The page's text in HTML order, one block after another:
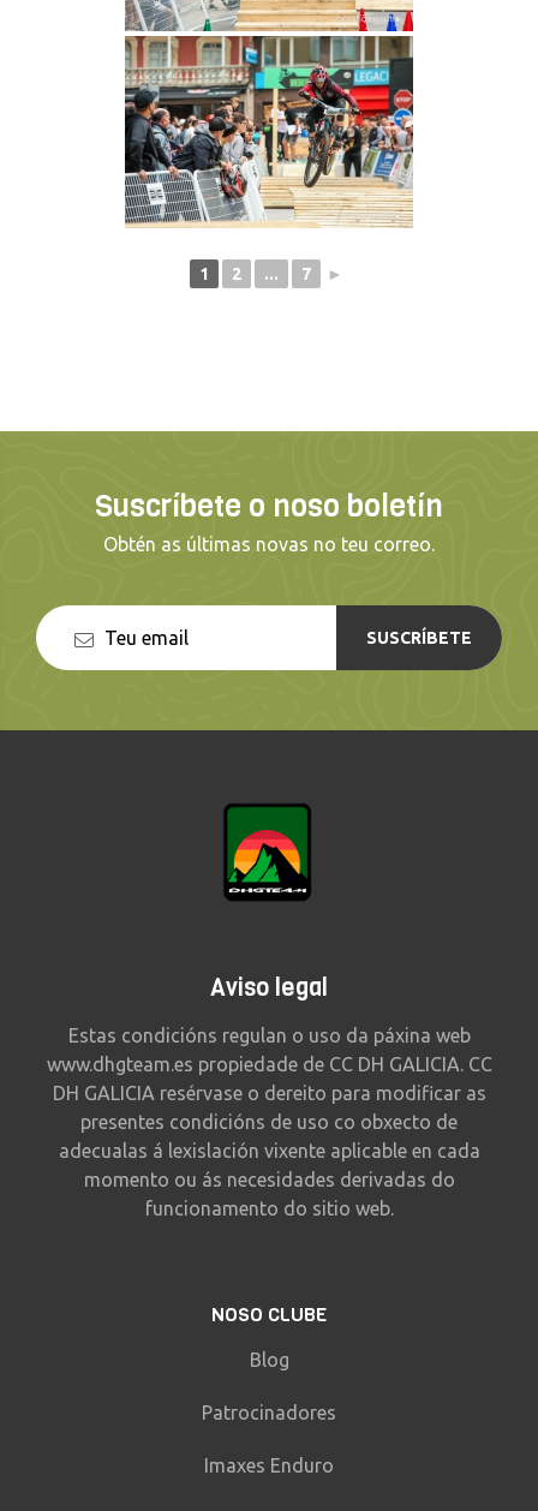
1 2 ... 7 ►
Suscríbete o noso boletín
Obtén as últimas novas no teu correo.
SUSCRÍBETE
Aviso legal
Estas condicións regulan o uso da páxina web
www.dhgteam.es propiedade de CC DH GALICIA. CC
DH GALICIA resérvase o dereito para modificar as
presentes condicións de uso co obxecto de
adecualas á lexislación vixente aplicable en cada
momento ou ás necesidades derivadas do
funcionamento do sitio web.
NOSO CLUBE
Blog
Patrocinadores
Imaxes Enduro